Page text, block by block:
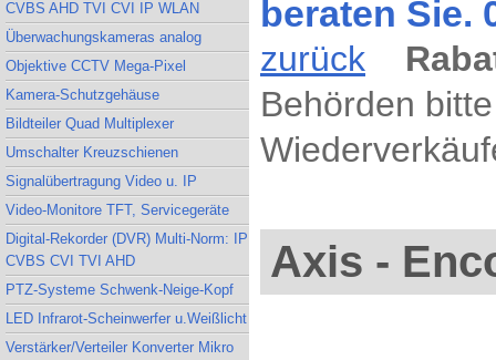
CVBS AHD TVI CVI IP WLAN
Überwachungskameras analog
Objektive CCTV Mega-Pixel
Kamera-Schutzgehäuse
Bildteiler Quad Multiplexer
Umschalter Kreuzschienen
Signalübertragung Video u. IP
Video-Monitore TFT, Servicegeräte
Digital-Rekorder (DVR) Multi-Norm: IP
CVBS CVI TVI AHD
PTZ-Systeme Schwenk-Neige-Kopf
LED Infrarot-Scheinwerfer u.Weißlicht
Verstärker/Verteiler Konverter Mikro
beraten Sie.
zurück
Behörden
Axis -